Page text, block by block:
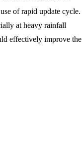
of rapid update cycle.
at heavy rainfall
effectively improve the